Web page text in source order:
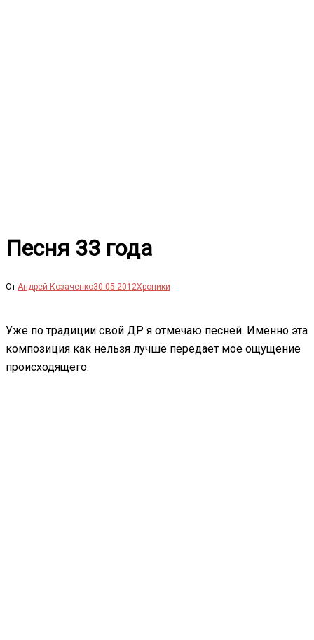
Песня 33 года
От Андрей Козаченко30.05.2012Хроники
Уже по традиции свой ДР я отмечаю песней. Именно эта
композиция как нельзя лучше передает мое ощущение
происходящего.